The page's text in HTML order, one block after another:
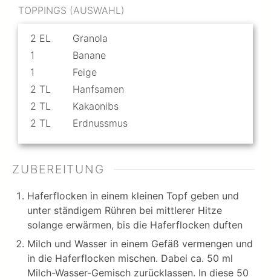
TOPPINGS (AUSWAHL)
2 EL
Granola
1
Banane
1
Feige
2 TL
Hanfsamen
2 TL
Kakaonibs
2 TL Erdnussmus
ZUBEREITUNG
Haferflocken in einem kleinen Topf geben und
unter ständigem Rühren bei mittlerer Hitze
solange erwärmen, bis die Haferflocken duften
Milch und Wasser in einem Gefäß vermengen und
in die Haferflocken mischen. Dabei ca. 50 ml
Milch-Wasser-Gemisch zurücklassen. In diese 50